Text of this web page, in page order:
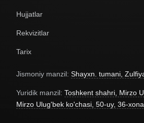
Hujjatlar
Rekvizitlar
Tarix
Jismoniy manzil: Shayxn. tumani,
Yuridik manzil: Toshkent shahri, Mirzo
Mirzo Ulug'bek ko'chasi, 50-uy, 36-